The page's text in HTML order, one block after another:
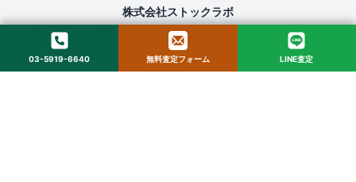
株式会社ストックラボ
〒160-0022 東京都新宿区新宿２丁目１２−１６ セントフォービル ２０３
© 2025 StockLab. All Rights Reserved.
03-5919-6640 無料査定フォーム LINE査定